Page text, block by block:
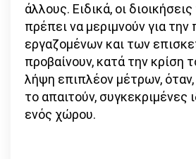
άλλους. Ειδικά, οι
πρέπει να μεριμνούν για
εργαζομένων και των
προβαίνουν, κατά την κρίση
λήψη επιπλέον μέτρων,
το απαιτούν, συγκεκριμένες
ενός χώρου.